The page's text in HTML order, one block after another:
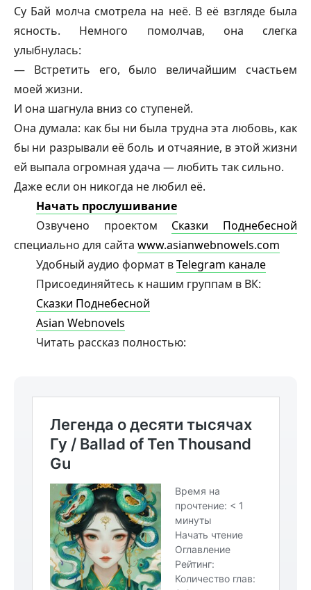
Су Бай молча смотрела на неё. В её взгляде была
ясность. Немного помолчав, она слегка
улыбнулась:
— Встретить его, было величайшим счастьем
моей жизни.
И она шагнула вниз со ступеней.
Она думала: как бы ни была трудна эта любовь, как
бы ни разрывали её боль и отчаяние, в этой жизни
ей выпала огромная удача — любить так сильно.
Даже если он никогда не любил её.
Начать прослушивание
Озвучено проектом Сказки Поднебесной
специально для сайта www.asianwebnowels.com
Удобный аудио формат вTelegram канале
Присоединяйтесь к нашим группам в ВК:
Сказки Поднебесной
Asian Webnovels
Читать рассказ полностью: